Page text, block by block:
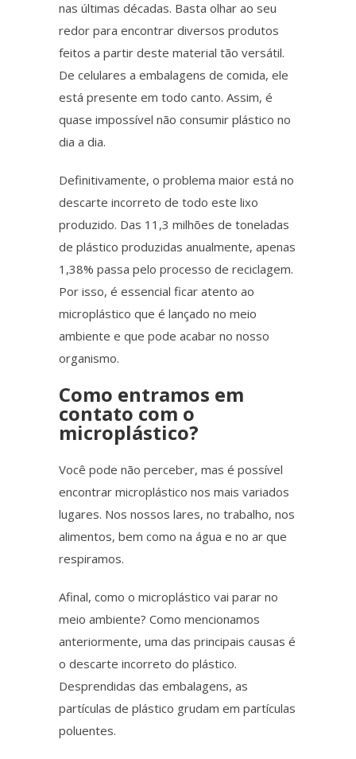
nas últimas décadas. Basta olhar ao seu
redor para encontrar diversos produtos
feitos a partir deste material tão versátil.
De celulares a embalagens de comida, ele
está presente em todo canto. Assim, é
quase impossível não consumir plástico no
dia a dia.
Definitivamente, o problema maior está no
descarte incorreto de todo este lixo
produzido. Das 11,3 milhões de toneladas
de plástico produzidas anualmente, apenas
1,38% passa pelo processo de reciclagem.
Por isso, é essencial ficar atento ao
microplástico que é lançado no meio
ambiente e que pode acabar no nosso
organismo.
Como entramos em
contato com o
microplástico?
Você pode não perceber, mas é possível
encontrar microplástico nos mais variados
lugares. Nos nossos lares, no trabalho, nos
alimentos, bem como na água e no ar que
respiramos.
Afinal, como o microplástico vai parar no
meio ambiente? Como mencionamos
anteriormente, uma das principais causas é
o descarte incorreto do plástico.
Desprendidas das embalagens, as
partículas de plástico grudam em partículas
poluentes.